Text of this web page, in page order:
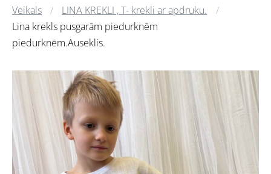
Veikals
LINA KREKLI , T- krekli ar apdruku.
Lina krekls pusgarām piedurknēm
piedurknēm.Auseklis.